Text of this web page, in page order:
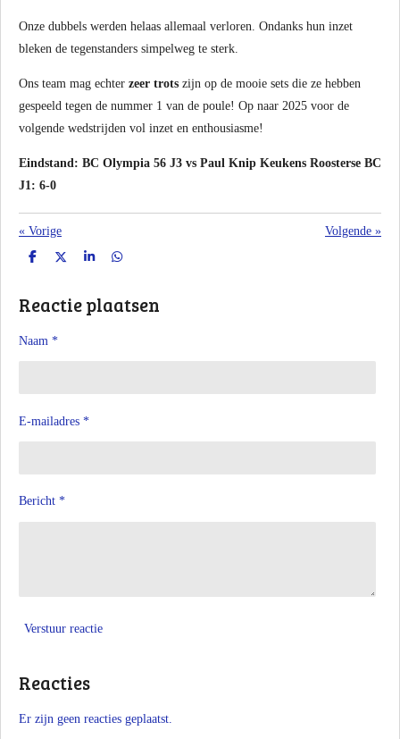
Onze dubbels werden helaas allemaal verloren. Ondanks hun inzet
bleken de tegenstanders simpelweg te sterk.
Ons team mag echter zeer trots zijn op de mooie sets die ze hebben
gespeeld tegen de nummer 1 van de poule! Op naar 2025 voor de
volgende wedstrijden vol inzet en enthousiasme!
Eindstand: BC Olympia 56 J3 vs Paul Knip Keukens Roosterse BC
J1: 6-0
« Vorige Volgende »
D
n
D
l
S
e
D
n
Reactie plaatsen
Naam *
E-mailadres *
Bericht *
Verstuur reactie
Reacties
Er zijn geen reacties geplaatst.